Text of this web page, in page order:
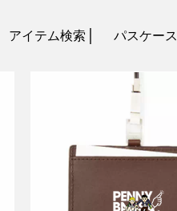
アイテム検索 パスケース